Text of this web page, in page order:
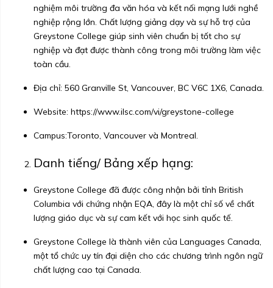
nghiệm môi trường đa văn hóa và kết nối mạng lưới nghề
nghiệp rộng lớn. Chất lượng giảng dạy và sự hỗ trợ của
Greystone College giúp sinh viên chuẩn bị tốt cho sự
nghiệp và đạt được thành công trong môi trường làm việc
toàn cầu.
Địa chỉ: 560 Granville St, Vancouver, BC V6C 1X6, Canada.
Website: https://www.ilsc.com/vi/greystone-college
Campus:Toronto, Vancouver và Montreal.
Danh tiếng/ Bảng xếp hạng:
Greystone College đã được công nhận bởi tỉnh British
Columbia với chứng nhận EQA, đây là một chỉ số về chất
lượng giáo dục và sự cam kết với học sinh quốc tế.
Greystone College là thành viên của Languages Canada,
một tổ chức uy tín đại diện cho các chương trình ngôn ngữ
chất lượng cao tại Canada.